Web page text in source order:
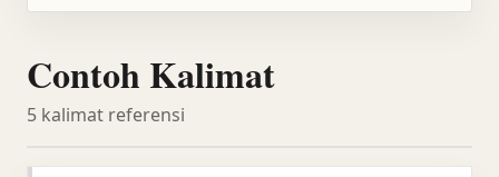
Contoh Kalimat
5 kalimat referensi